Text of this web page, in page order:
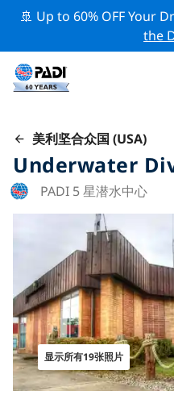
🚢 Up to 60% OFF Your
the
美利坚合众国 (USA)
Underwater
PADI 5 星潜水中心
显示所有19张照片